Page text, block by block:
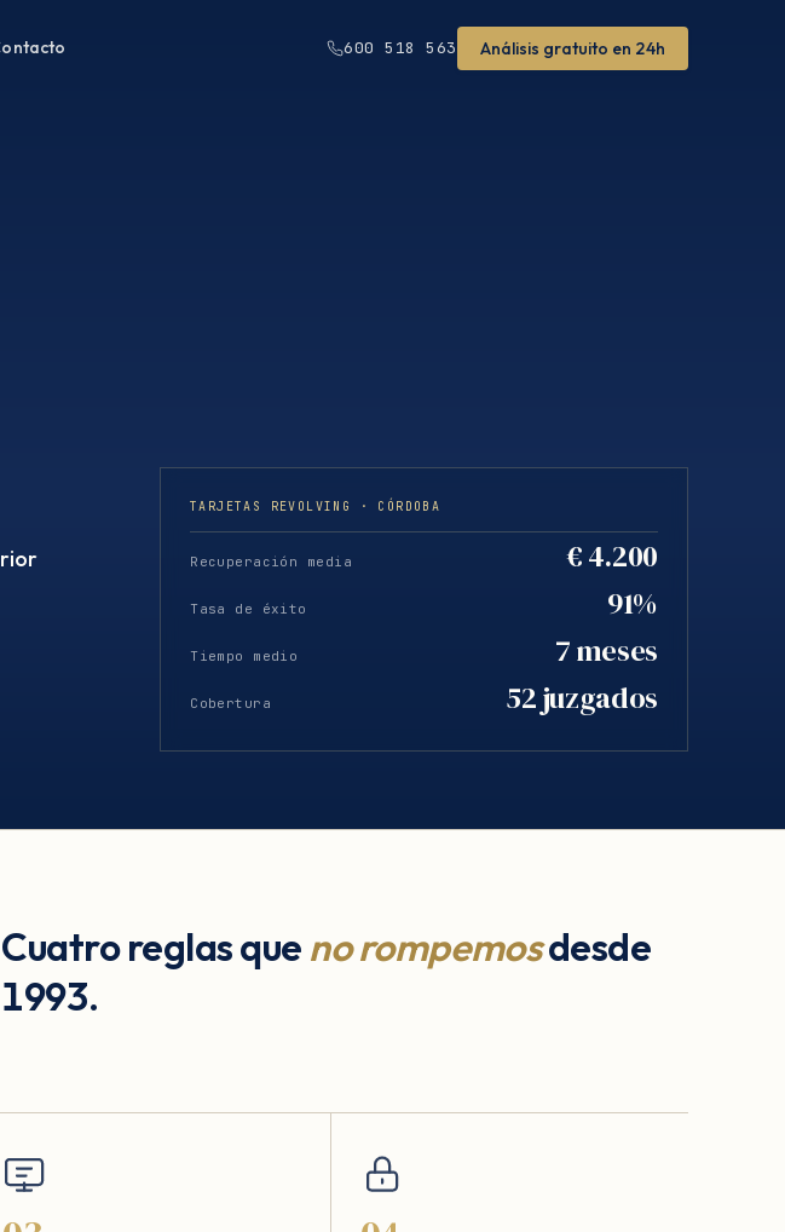
600 518 563 Análisis gratuito en 24h
TARJETAS REVOLVING · CÓRDOBA
Recuperación media € 4.200
Tasa de éxito 91%
Tiempo medio 7 meses
Cobertura 52 juzgados
Cuatro reglas que no rompemosdesde
1993.